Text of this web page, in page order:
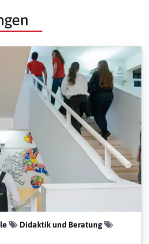
Didaktik und Beratung